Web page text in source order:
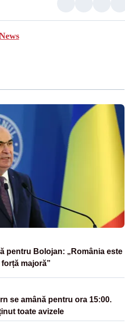
pentru Bolojan: „România este
majoră”
se amână pentru ora 15:00.
toate avizele